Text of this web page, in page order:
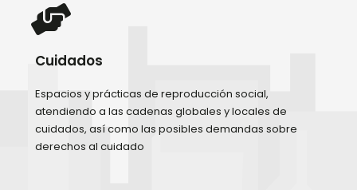
Cuidados
Espacios y prácticas de reproducción social,
atendiendo a las cadenas globales y locales de
cuidados, así como las posibles demandas sobre
derechos al cuidado